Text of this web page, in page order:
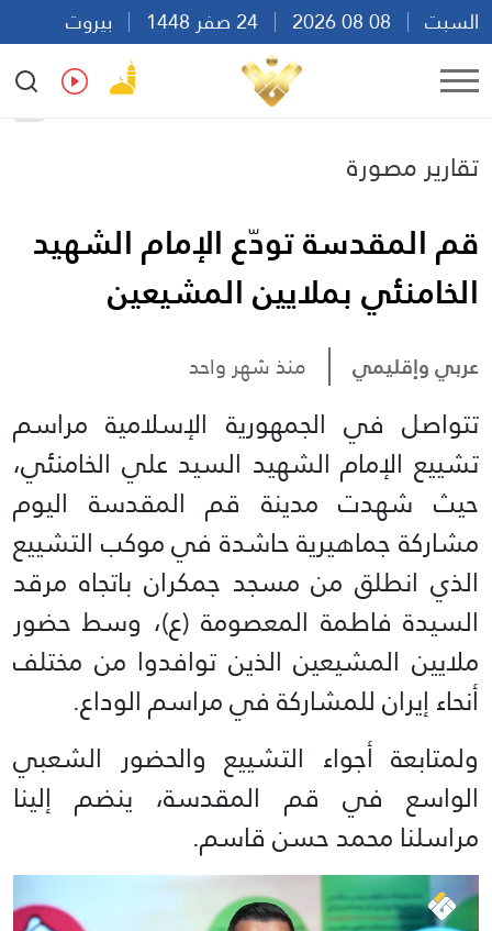
السبت
بيروت
17:49
Ar
تقارير مصورة
قم المقدسة تودّع الإمام الشهيد
الخامنئي بملايين المشيعين
عربي وإقليمي منذ شهر واحد
تتواصل في الجمهورية الإسلامية مراسم
تشييع الإمام الشهيد السيد علي الخامنئي،
حيث شهدت مدينة قم المقدسة اليوم
مشاركة جماهيرية حاشدة في موكب التشييع
الذي انطلق من مسجد جمكران باتجاه مرقد
السيدة فاطمة المعصومة (ع)، وسط حضور
ملايين المشيعين الذين توافدوا من مختلف
أنحاء إيران للمشاركة في مراسم الوداع.
ولمتابعة أجواء التشييع والحضور الشعبي
الواسع في قم المقدسة، ينضم إلينا
مراسلنا محمد حسن قاسم.